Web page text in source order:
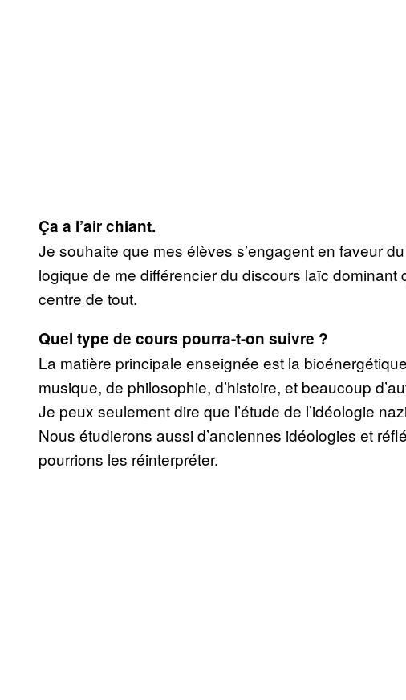
Ça a l’air chiant.
Je souhaite que mes élèves s’engagent en faveur
logique de me différencier du discours laïc dominant
centre de tout.
Quel type de cours pourra-t-on suivre ?
La matière principale enseignée est la
musique, de philosophie, d’histoire, et beaucoup
Je peux seulement dire que l’étude de l’idéologie
Nous étudierons aussi d’anciennes idéologies et
pourrions les réinterpréter.